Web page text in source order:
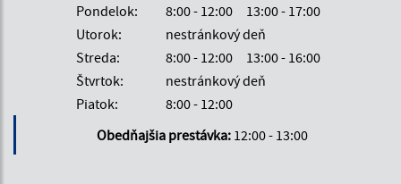
Pondelok:
8:00 - 12:00
13:00 - 17:00
Utorok:
nestránkový deň
Streda:
8:00 - 12:00
13:00 - 16:00
Štvrtok:
nestránkový deň
Piatok:
8:00 - 12:00
Obedňajšia prestávka: 12:00 - 13:00